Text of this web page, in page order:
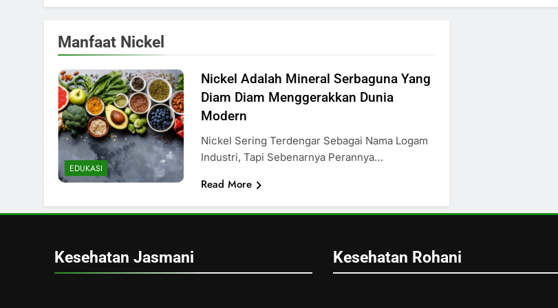
Manfaat Nickel
EDUKASI
Nickel Adalah Mineral Serbaguna Yang
Diam Diam Menggerakkan Dunia
Modern
Nickel Sering Terdengar Sebagai Nama Logam
Industri, Tapi Sebenarnya Perannya…
Read More
Kesehatan Jasmani Kesehatan Rohani